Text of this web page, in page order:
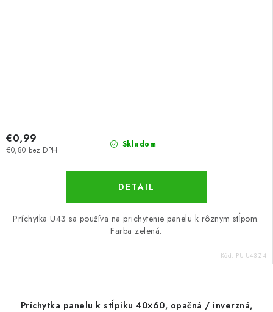
Skladom
€0,80 bez DPH
€0,99
DETAIL
Príchytka U43 sa používa na prichytenie panelu k rôznym stĺpom.
Farba zelená.
Kód: PU-U43-Z-4
Príchytka panelu k stĺpiku 40×60, opačná / inverzná,